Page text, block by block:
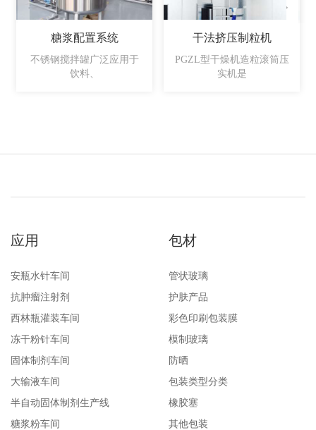
糖浆配置系统
不锈钢搅拌罐广泛应用于
饮料、
干法挤压制粒机
PGZL型干燥机造粒滚筒压
实机是
应用
安瓶水针车间
抗肿瘤注射剂
西林瓶灌装车间
冻干粉针车间
固体制剂车间
大输液车间
半自动固体制剂生产线
糖浆粉车间
包材
管状玻璃
护肤产品
彩色印刷包装膜
模制玻璃
防晒
包装类型分类
橡胶塞
其他包装